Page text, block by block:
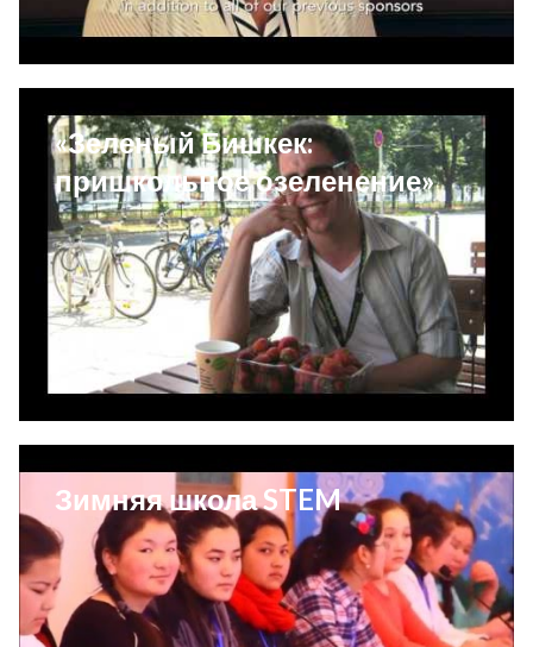
«Зеленый Бишкек:
пришкольное озеленение»
Зимняя школа STEM